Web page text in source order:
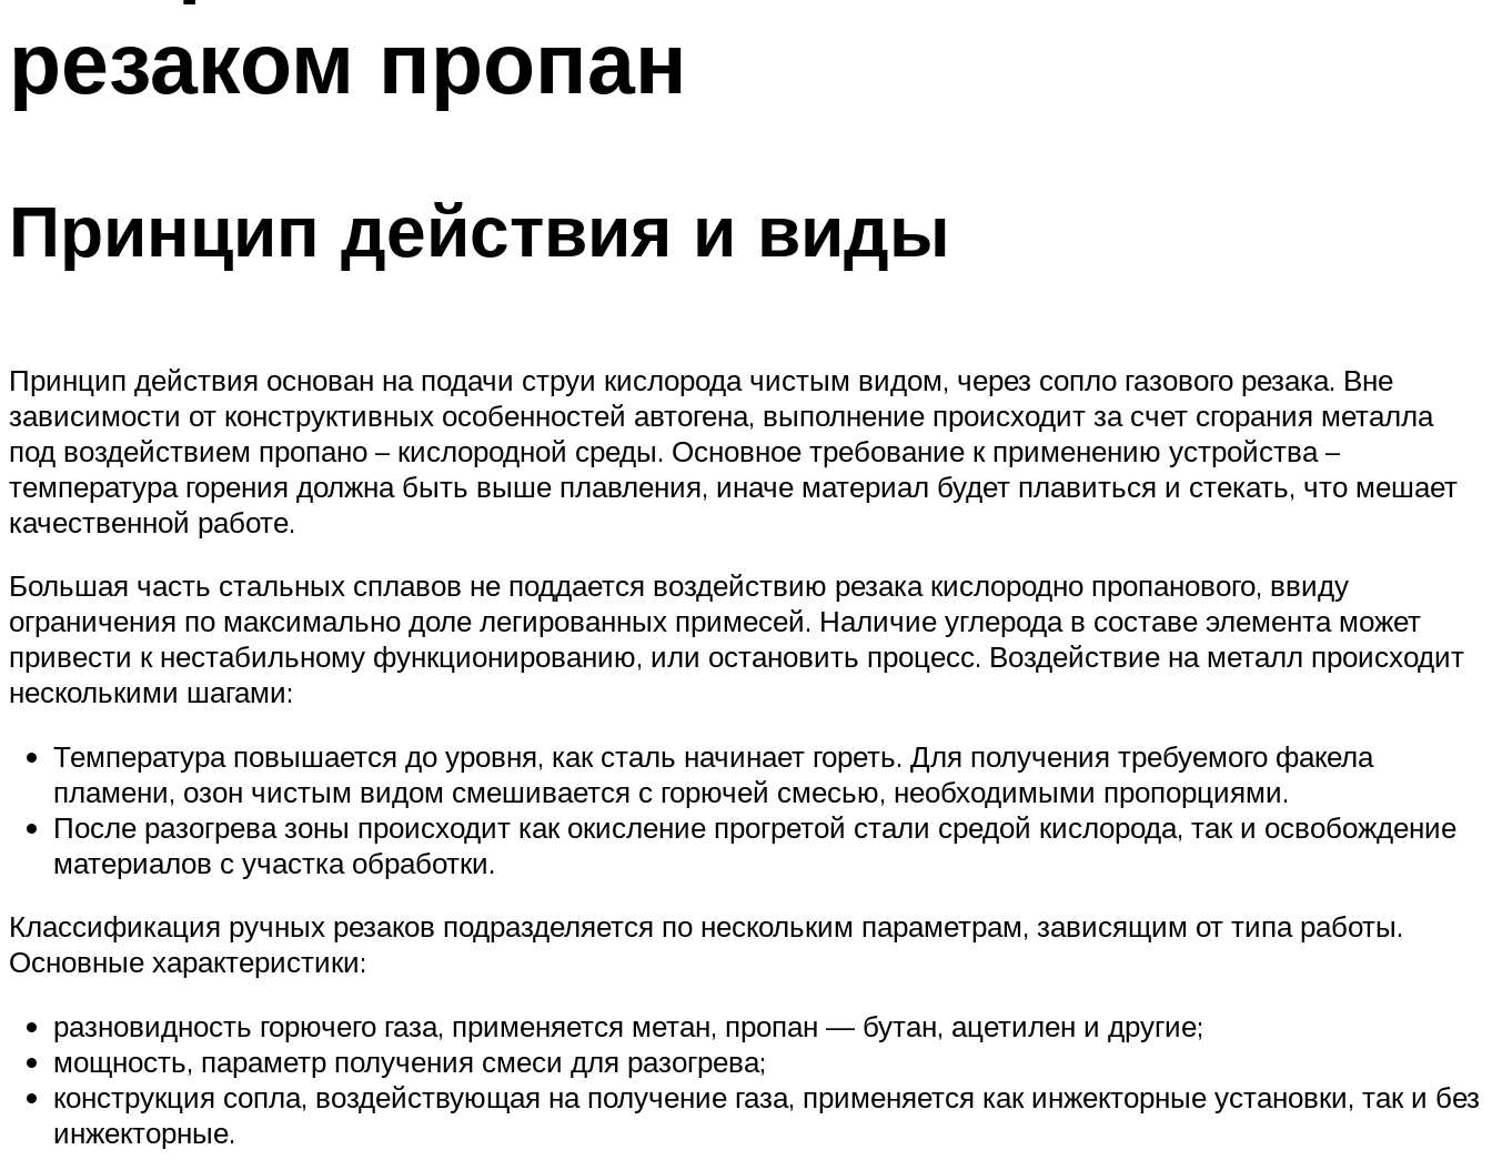
резаком пропан
Принцип действия и виды
Принцип действия основан на подачи струи кислорода чистым видом, через сопло газового резака. Вне
зависимости от конструктивных особенностей автогена, выполнение происходит за счет сгорания металла
под воздействием пропано – кислородной среды. Основное требование к применению устройства –
температура горения должна быть выше плавления, иначе материал будет плавиться и стекать, что мешает
качественной работе.
Большая часть стальных сплавов не поддается воздействию резака кислородно пропанового, ввиду
ограничения по максимально доле легированных примесей. Наличие углерода в составе элемента может
привести к нестабильному функционированию, или остановить процесс. Воздействие на металл происходит
несколькими шагами:
Температура повышается до уровня, как сталь начинает гореть. Для получения требуемого факела
пламени, озон чистым видом смешивается с горючей смесью, необходимыми пропорциями.
После разогрева зоны происходит как окисление прогретой стали средой кислорода, так и освобождение
материалов с участка обработки.
Классификация ручных резаков подразделяется по нескольким параметрам, зависящим от типа работы.
Основные характеристики:
разновидность горючего газа, применяется метан, пропан — бутан, ацетилен и другие;
мощность, параметр получения смеси для разогрева;
конструкция сопла, воздействующая на получение газа, применяется как инжекторные установки, так и без
инжекторные.